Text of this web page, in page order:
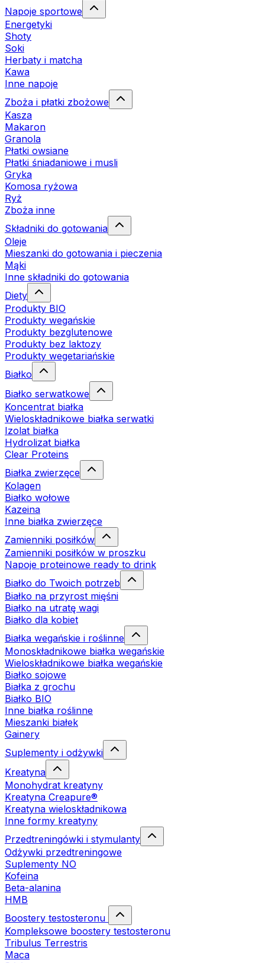
Napoje sportowe
Energetyki
Shoty
Soki
Herbaty i matcha
Kawa
Inne napoje
Zboża i płatki zbożowe
Kasza
Makaron
Granola
Płatki owsiane
Płatki śniadaniowe i musli
Gryka
Komosa ryżowa
Ryż
Zboża inne
Składniki do gotowania
Oleje
Mieszanki do gotowania i pieczenia
Mąki
Inne składniki do gotowania
Diety
Produkty BIO
Produkty wegańskie
Produkty bezglutenowe
Produkty bez laktozy
Produkty wegetariańskie
Białko
Białko serwatkowe
Koncentrat białka
Wieloskładnikowe białka serwatki
Izolat białka
Hydrolizat białka
Clear Proteins
Białka zwierzęce
Kolagen
Białko wołowe
Kazeina
Inne białka zwierzęce
Zamienniki posiłków
Zamienniki posiłków w proszku
Napoje proteinowe ready to drink
Białko do Twoich potrzeb
Białko na przyrost mięśni
Białko na utratę wagi
Białko dla kobiet
Białka wegańskie i roślinne
Monoskładnikowe białka wegańskie
Wieloskładnikowe białka wegańskie
Białko sojowe
Białka z grochu
Białko BIO
Inne białka roślinne
Mieszanki białek
Gainery
Suplementy i odżywki
Kreatyna
Monohydrat kreatyny
Kreatyna Creapure®
Kreatyna wieloskładnikowa
Inne formy kreatyny
Przedtreningówki i stymulanty
Odżywki przedtreningowe
Suplementy NO
Kofeina
Beta-alanina
HMB
Boostery testosteronu
Kompleksowe boostery testosteronu
Tribulus Terrestris
Maca